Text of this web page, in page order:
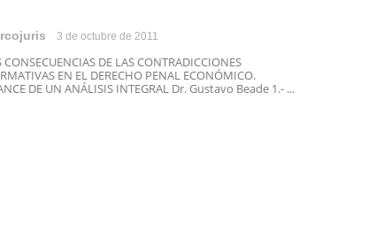
3 de octubre de 2011
CONSECUENCIAS DE LAS CONTRADICCIONES
EN EL DERECHO PENAL ECONÓMICO.
DE UN ANÁLISIS INTEGRAL Dr. Gustavo Beade 1.- ...